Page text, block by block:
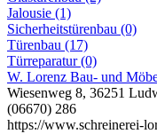
Jalousie (1)
Sicherheitstürenbau (0)
Türenbau (17)
Türreparatur (0)
W. Lorenz Bau- und
Wiesenweg 8, 36251
(06670) 286
https://www.schreinerei-